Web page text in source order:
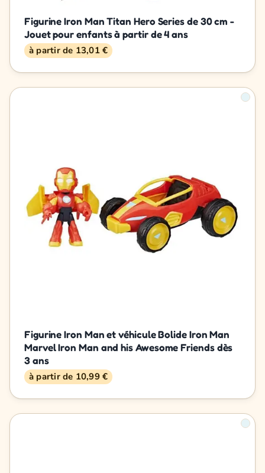
Figurine Iron Man Titan Hero Series de 30 cm -
Jouet pour enfants à partir de 4 ans
à partir de 13,01 €
Figurine Iron Man et véhicule Bolide Iron Man
Marvel Iron Man and his Awesome Friends dès
3 ans
à partir de 10,99 €